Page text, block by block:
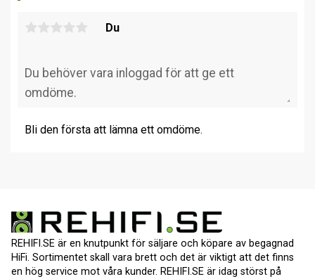
Du
Bli den första att lämna ett omdöme.
REHIFI.SE är en knutpunkt för säljare och köpare av begagnad
HiFi. Sortimentet skall vara brett och det är viktigt att det finns
en hög service mot våra kunder. REHIFI.SE är idag störst på